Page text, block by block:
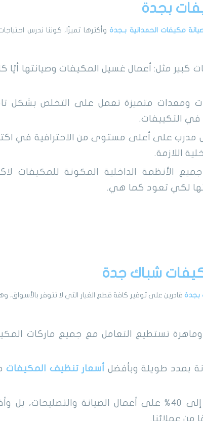
بجدة
مكيفات الحمدانية بـجدة وأكثرها تميزًا، كوننا ندرس
كبير مثل: أعمال غسيل المكيفات وصيانتها أيًا
ومعدات متميزة تعمل على التخلص بشكل
في التكييفات.
مدرب على أعلى مستوى من الاحترافية في
اللازمة.
الأنظمة الداخلية المكونة للمكيفات
لكي تعود كما هي.
شباك جدة
بجدة قادرين على توفير كافة قطع الغيار التي لا تتوفر بالأسواق،
وماهرة تستطيع التعامل مع جميع ماركات
بمدد طويلة وبأفضل
أسعار تنظيف المكيفات
لدينا خصومات تصل إلى 40% على أعمال الصيانة
من عملائنا.